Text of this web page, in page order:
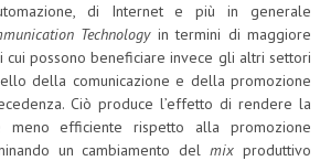
di Internet e più in generale
Technologyin termini di maggiore
possono beneficiare invece gli altri settori
della comunicazione e della promozione
Ciò produce l’effetto di rendere la
meno efficiente rispetto alla promozione
un cambiamento delmix produttivo